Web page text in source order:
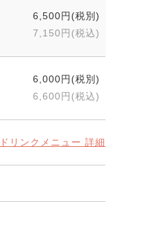
6,500円(税別)
7,150円(税込)
6,000円(税別)
6,600円(税込)
ドリンクメニュー 詳細